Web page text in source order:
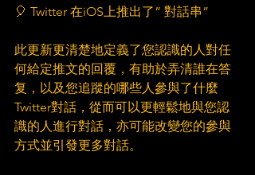
🎈 Twitter 在iOS上推出了” 對話串”
此更新更清楚地定義了您認識的人對任
何給定推文的回覆，有助於弄清誰在答
复，以及您追蹤的哪些人參與了什麼
Twitter對話，從而可以更輕鬆地與您認
識的人進行對話，亦可能改變您的參與
方式並引發更多對話。